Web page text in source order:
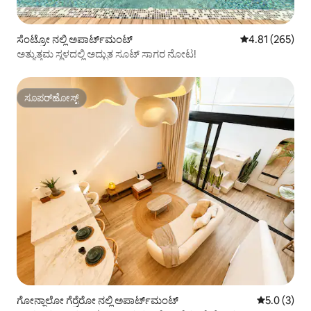
ಸೆಂಟ್ರೋ ನಲ್ಲಿ ಅಪಾರ್ಟ್‌ಮಂಟ್ 5 ರಲ್ಲಿ 4.81
4.81 (265)
ಅತ್ಯುತ್ತಮ ಸ್ಥಳದಲ್ಲಿ ಅದ್ಭುತ ಸೂಟ್ ಸಾಗರ ನೋಟ!
ಸೂಪರ್‌ಹೋಸ್ಟ್
ಸೂಪರ್‌ಹೋಸ್ಟ್
ಗೋನ್ಜಾಲೋ ಗೆರ್ರೆರೋ ನಲ್ಲಿ ಅಪಾರ್ಟ್‌ಮಂಟ್ 5 ರಲ್ಲಿ 5.0
5.0 (3)